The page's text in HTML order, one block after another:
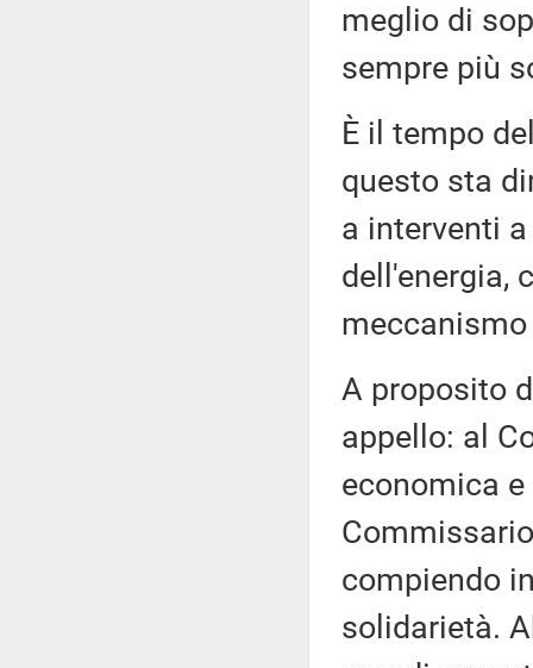
meglio di
sempre più
È il tempo
questo sta
a interventi
dell'energia,
A proposito
appello: al
economica
compiendo
solidarietà.